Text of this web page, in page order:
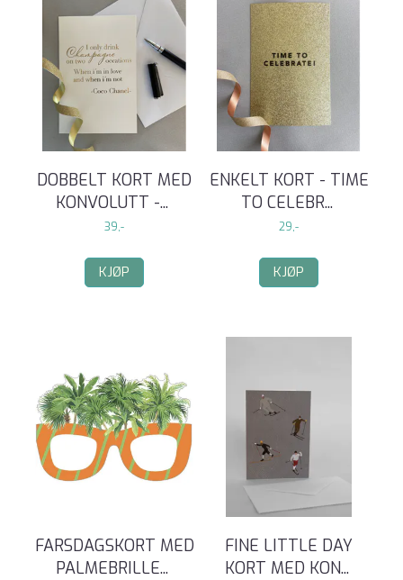
DOBBELT KORT MED
KONVOLUTT -...
39,-
KJØP
ENKELT KORT - TIME
TO CELEBR...
29,-
KJØP
FARSDAGSKORT MED
PALMEBRILLE...
FINE LITTLE DAY
KORT MED KON...